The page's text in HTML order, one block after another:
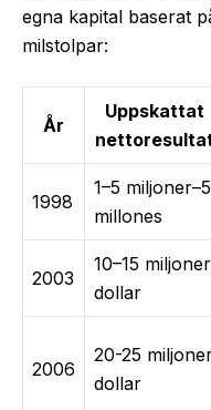
egna kapital baserat
milstolpar:
År
Uppskattat
1998
1–5 miljoner–5
millones
2003
10–15 miljoner
dollar
2006
20-25
dollar